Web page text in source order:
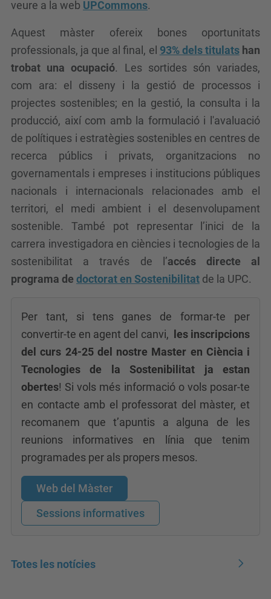
veure a la web UPCommons.
Aquest màster ofereix bones oportunitats
professionals, ja que al final, el 93% dels titulatshan
trobat una ocupació. Les sortides són variades,
com ara: el disseny i la gestió de processos i
projectes sostenibles; en la gestió, la consulta i la
producció, així com amb la formulació i l'avaluació
de polítiques i estratègies sostenibles en centres de
recerca públics i privats, organitzacions no
governamentals i empreses i institucions públiques
nacionals i internacionals relacionades amb el
territori, el medi ambient i el desenvolupament
sostenible. També pot representar l’inici de la
carrera investigadora en ciències i tecnologies de la
sostenibilitat a través de l’accés directe al
programa de doctorat en Sostenibilitat de la UPC.
Per tant, si tens ganes de formar-te per
convertir-te en agent del canvi,
les inscripcions
del curs 24-25 del nostre Master en Ciència i
Tecnologies de la Sostenibilitat ja estan
obertes! Si vols més informació o vols posar-te
en contacte amb el professorat del màster, et
recomanem que t’apuntis a alguna de les
reunions informatives en línia que tenim
programades per als propers mesos.
Web del Màster
Sessions informatives
Totes les notícies